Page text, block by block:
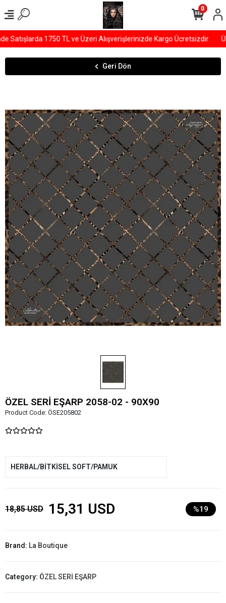
1750 TL ve Üzeri Alışverişlerinizde Kargo Ücretsizdir
0
Geri Dön
ÖZEL SERİ EŞARP 2058-02 - 90X90
Product Code: ÖSE205802
HERBAL/BİTKİSEL SOFT/PAMUK
18,85 USD 15,31 USD %19
Brand: La Boutique
Category: ÖZEL SERİ EŞARP